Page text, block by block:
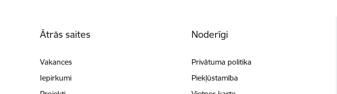
Ātrās saites
Vakances
Iepirkumi
Noderīgi
Privātuma politika
Piekļūstamība